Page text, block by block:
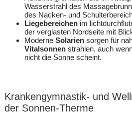
Wasserstrahl des
des Nacken- und
Liegebereichen im
der verglasten Nordseite mit
Moderne Solarien sorgen für
Vitalsonnen strahlen, auch
nicht die Sonne scheint.
Krankengymnastik- und
der Sonnen-Therme